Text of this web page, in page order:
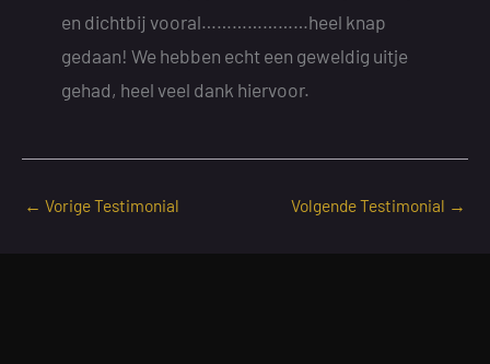
en dichtbij vooral…………………heel knap
gedaan! We hebben echt een geweldig uitje
gehad, heel veel dank hiervoor.
← Vorige Testimonial Volgende Testimonial →